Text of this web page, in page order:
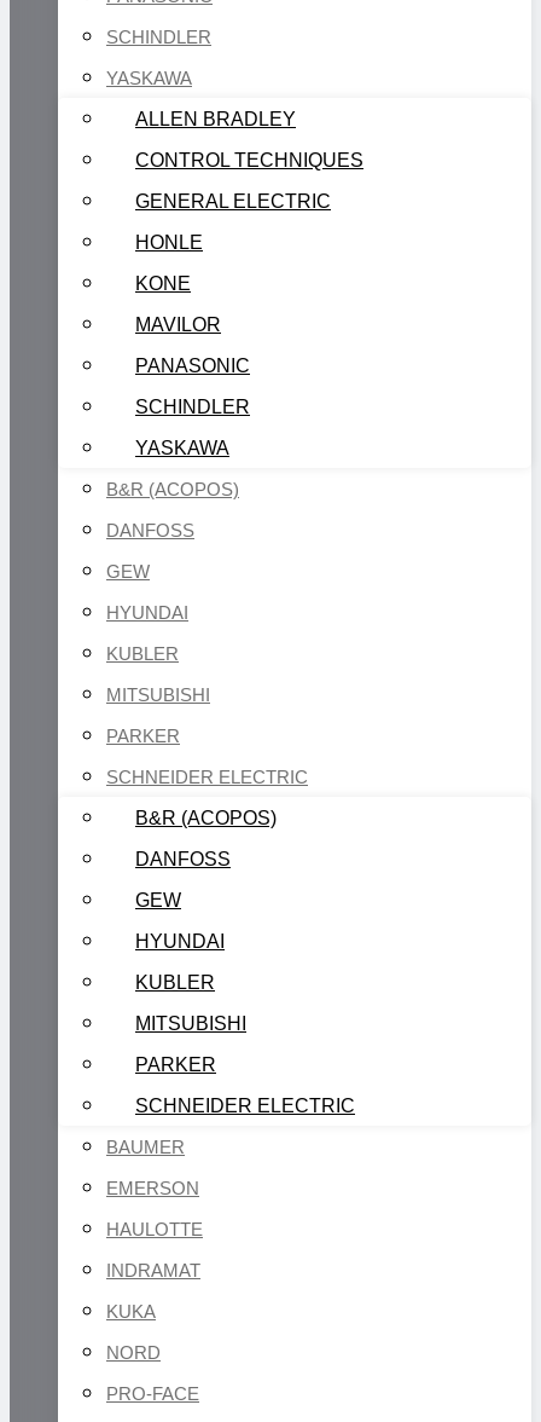
SCHINDLER
YASKAWA
ALLEN BRADLEY
CONTROL TECHNIQUES
GENERAL ELECTRIC
HONLE
KONE
MAVILOR
PANASONIC
SCHINDLER
YASKAWA
B&R (ACOPOS)
DANFOSS
GEW
HYUNDAI
KUBLER
MITSUBISHI
PARKER
SCHNEIDER ELECTRIC
B&R (ACOPOS)
DANFOSS
GEW
HYUNDAI
KUBLER
MITSUBISHI
PARKER
SCHNEIDER ELECTRIC
BAUMER
EMERSON
HAULOTTE
INDRAMAT
KUKA
NORD
PRO-FACE